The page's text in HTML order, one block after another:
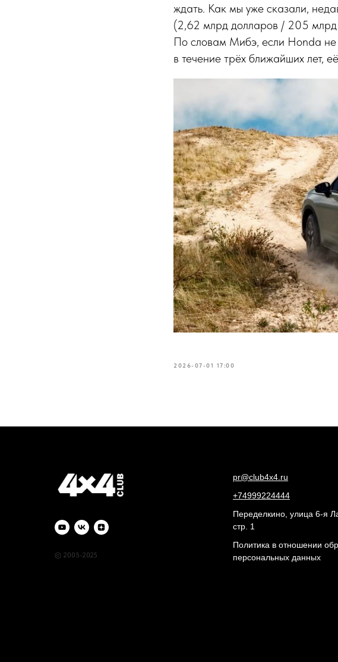
ждать. Как мы уже сказали,
(2,62 млрд долларов / 205 млрд
По словам Мибэ, если Honda не
в течение трёх ближайших лет,
2026-07-01 17:00
© 2005-2025
pr@club4x4.ru
+74999224444
Переделкино, улица 6-я
стр. 1
Политика в отношении
персональных данных